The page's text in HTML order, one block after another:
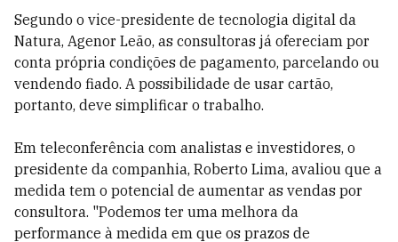
Segundo o vice-presidente de tecnologia digital da
Natura, Agenor Leão, as consultoras já ofereciam por
conta própria condições de pagamento, parcelando ou
vendendo fiado. A possibilidade de usar cartão,
portanto, deve simplificar o trabalho.
Em teleconferência com analistas e investidores, o
presidente da companhia, Roberto Lima, avaliou que a
medida tem o potencial de aumentar as vendas por
consultora. "Podemos ter uma melhora da
performance à medida em que os prazos de